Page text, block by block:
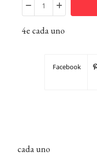
4e cada uno
Facebook
cada uno